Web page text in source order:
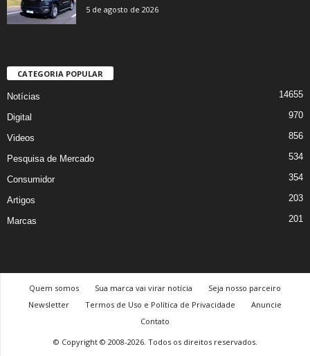
5 de agosto de 2026
CATEGORIA POPULAR
Notícias 14655
Digital 970
Videos 856
Pesquisa de Mercado 534
Consumidor 354
Artigos 203
Marcas 201
Quem somos Sua marca vai virar notícia
Seja nosso parceiro
Newsletter
Termos de Uso e Política de Privacidade
Anuncie
Contato
© Copyright © 2008-2026. Todos os direitos reservados.